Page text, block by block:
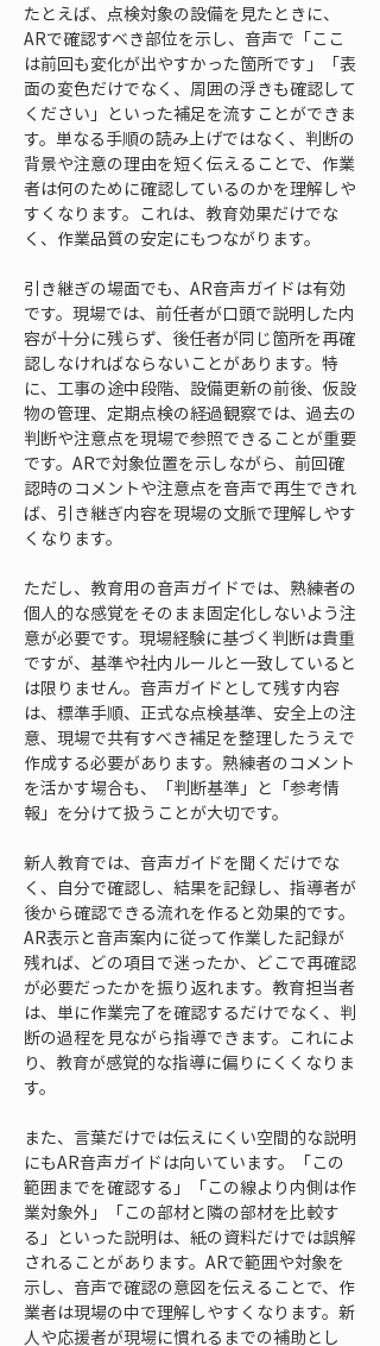
たとえば、点検対象の設備を見たときに、
ARで確認すべき部位を示し、音声で「ここ
は前回も変化が出やすかった箇所です」「表
面の変色だけでなく、周囲の浮きも確認して
ください」といった補足を流すことができま
す。単なる手順の読み上げではなく、判断の
背景や注意の理由を短く伝えることで、作業
者は何のために確認しているのかを理解しや
すくなります。これは、教育効果だけでな
く、作業品質の安定にもつながります。
引き継ぎの場面でも、AR音声ガイドは有効
です。現場では、前任者が口頭で説明した内
容が十分に残らず、後任者が同じ箇所を再確
認しなければならないことがあります。特
に、工事の途中段階、設備更新の前後、仮設
物の管理、定期点検の経過観察では、過去の
判断や注意点を現場で参照できることが重要
です。ARで対象位置を示しながら、前回確
認時のコメントや注意点を音声で再生できれ
ば、引き継ぎ内容を現場の文脈で理解しやす
くなります。
ただし、教育用の音声ガイドでは、熟練者の
個人的な感覚をそのまま固定化しないよう注
意が必要です。現場経験に基づく判断は貴重
ですが、基準や社内ルールと一致していると
は限りません。音声ガイドとして残す内容
は、標準手順、正式な点検基準、安全上の注
意、現場で共有すべき補足を整理したうえで
作成する必要があります。熟練者のコメント
を活かす場合も、「判断基準」と「参考情
報」を分けて扱うことが大切です。
新人教育では、音声ガイドを聞くだけでな
く、自分で確認し、結果を記録し、指導者が
後から確認できる流れを作ると効果的です。
AR表示と音声案内に従って作業した記録が
残れば、どの項目で迷ったか、どこで再確認
が必要だったかを振り返れます。教育担当者
は、単に作業完了を確認するだけでなく、判
断の過程を見ながら指導できます。これによ
り、教育が感覚的な指導に偏りにくくなりま
す。
また、言葉だけでは伝えにくい空間的な説明
にもAR音声ガイドは向いています。「この
範囲までを確認する」「この線より内側は作
業対象外」「この部材と隣の部材を比較す
る」といった説明は、紙の資料だけでは誤解
されることがあります。ARで範囲や対象を
示し、音声で確認の意図を伝えることで、作
業者は現場の中で理解しやすくなります。新
人や応援者が現場に慣れるまでの補助とし